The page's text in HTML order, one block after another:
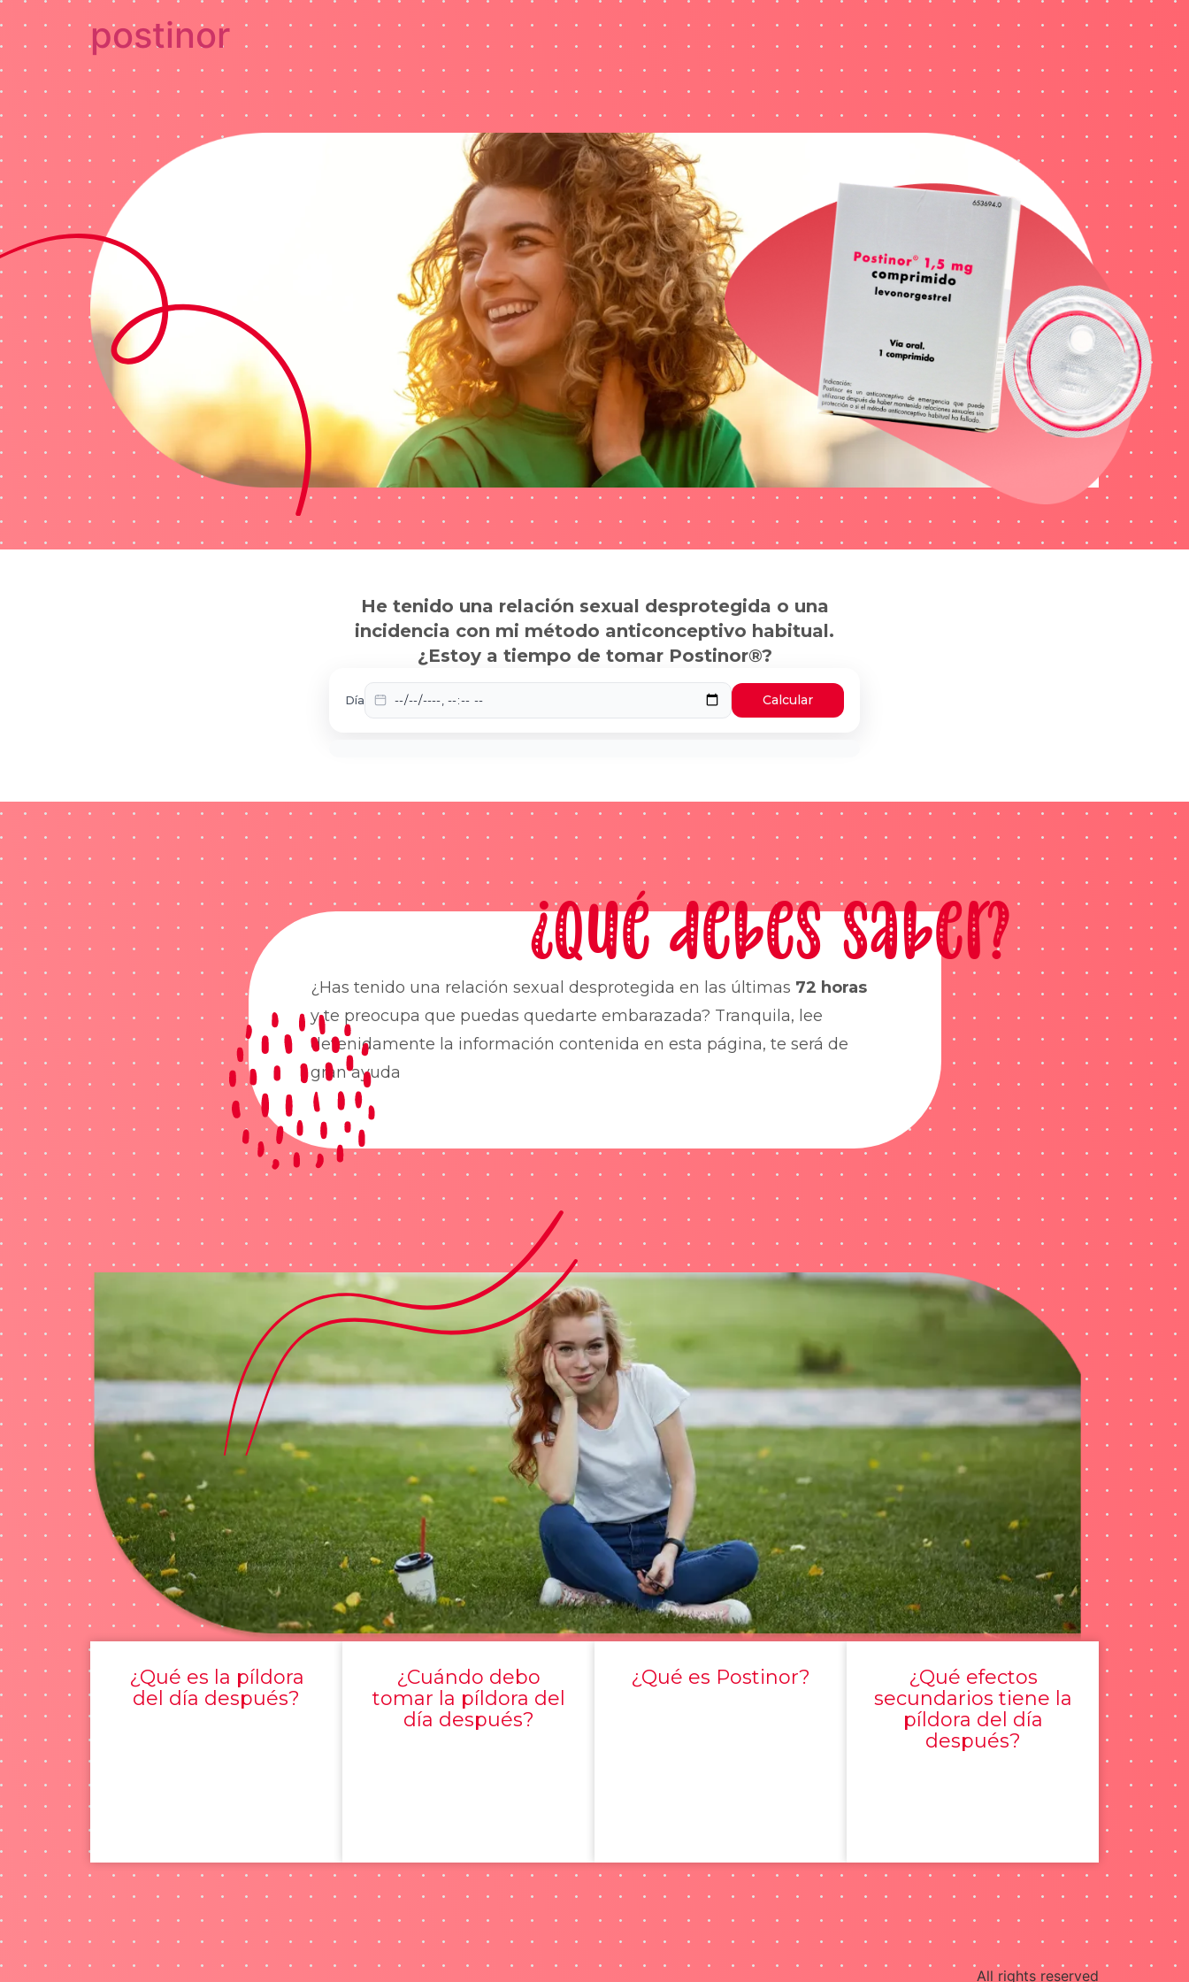
postinor
He tenido una relación sexual desprotegida o una
incidencia con mi método anticonceptivo habitual.
¿Estoy a tiempo de tomar Postinor®?
Día Calcular
¿Qué debes saber?
¿Has tenido una relación sexual desprotegida en las últimas 72 horas
y te preocupa que puedas quedarte embarazada? Tranquila, lee
detenidamente la información contenida en esta página, te será de
gran ayuda
¿Qué es la píldora
del día después?
¿Cuándo debo
tomar la píldora del
día después?
¿Qué es Postinor?
¿Qué efectos
secundarios tiene la
píldora del día
después?
All rights reserved